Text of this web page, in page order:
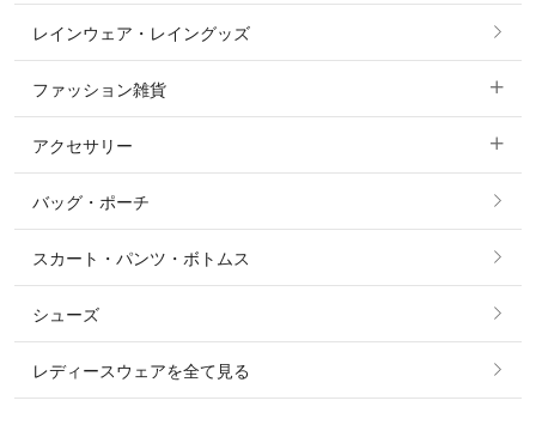
ニット・セーター
シャツ・ブラウス・ワンピース
ジャケット・ブルゾン
すべての競技用ウェア
ショージャケット
ショーシャツ
レインウェア・レイングッズ
ファッション雑貨
すべてのファッション雑貨
ソックス
ベルト
アクセサリー
すべてのアクセサリー
リング
ピアス・イヤリング
バッグ・ポーチ
スカート・パンツ・ボトムス
シューズ
レディースウェアを全て見る